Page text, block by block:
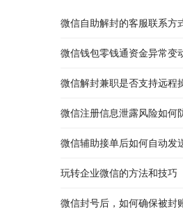
微信自助解封的客服联系方
微信钱包零钱通资金异常变
微信解封兼职是否支持远程
微信注册信息泄露风险如何
微信辅助接单后如何自动发
玩转企业微信的方法和技巧
微信封号后，如何确保被封